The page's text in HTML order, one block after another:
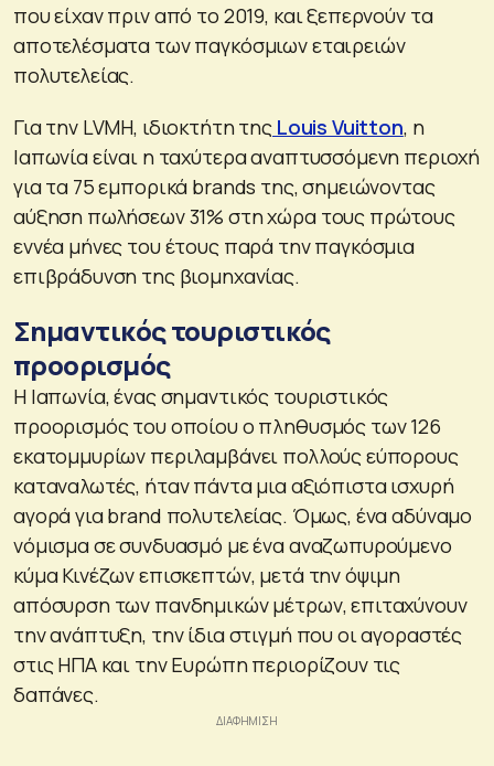
που είχαν πριν από το 2019, και ξεπερνούν τα
αποτελέσματα των παγκόσμιων εταιρειών
πολυτελείας.
Για την LVMH, ιδιοκτήτη τηςLouis Vuitton, η
Ιαπωνία είναι η ταχύτερα αναπτυσσόμενη περιοχή
για τα 75 εμπορικά brands της, σημειώνοντας
αύξηση πωλήσεων 31% στη χώρα τους πρώτους
εννέα μήνες του έτους παρά την παγκόσμια
επιβράδυνση της βιομηχανίας.
Σημαντικός τουριστικός
προορισμός
Η Ιαπωνία, ένας σημαντικός τουριστικός
προορισμός του οποίου ο πληθυσμός των 126
εκατομμυρίων περιλαμβάνει πολλούς εύπορους
καταναλωτές, ήταν πάντα μια αξιόπιστα ισχυρή
αγορά για brand πολυτελείας. Όμως, ένα αδύναμο
νόμισμα σε συνδυασμό με ένα αναζωπυρούμενο
κύμα Κινέζων επισκεπτών, μετά την όψιμη
απόσυρση των πανδημικών μέτρων, επιταχύνουν
την ανάπτυξη, την ίδια στιγμή που οι αγοραστές
στις ΗΠΑ και την Ευρώπη περιορίζουν τις
δαπάνες.